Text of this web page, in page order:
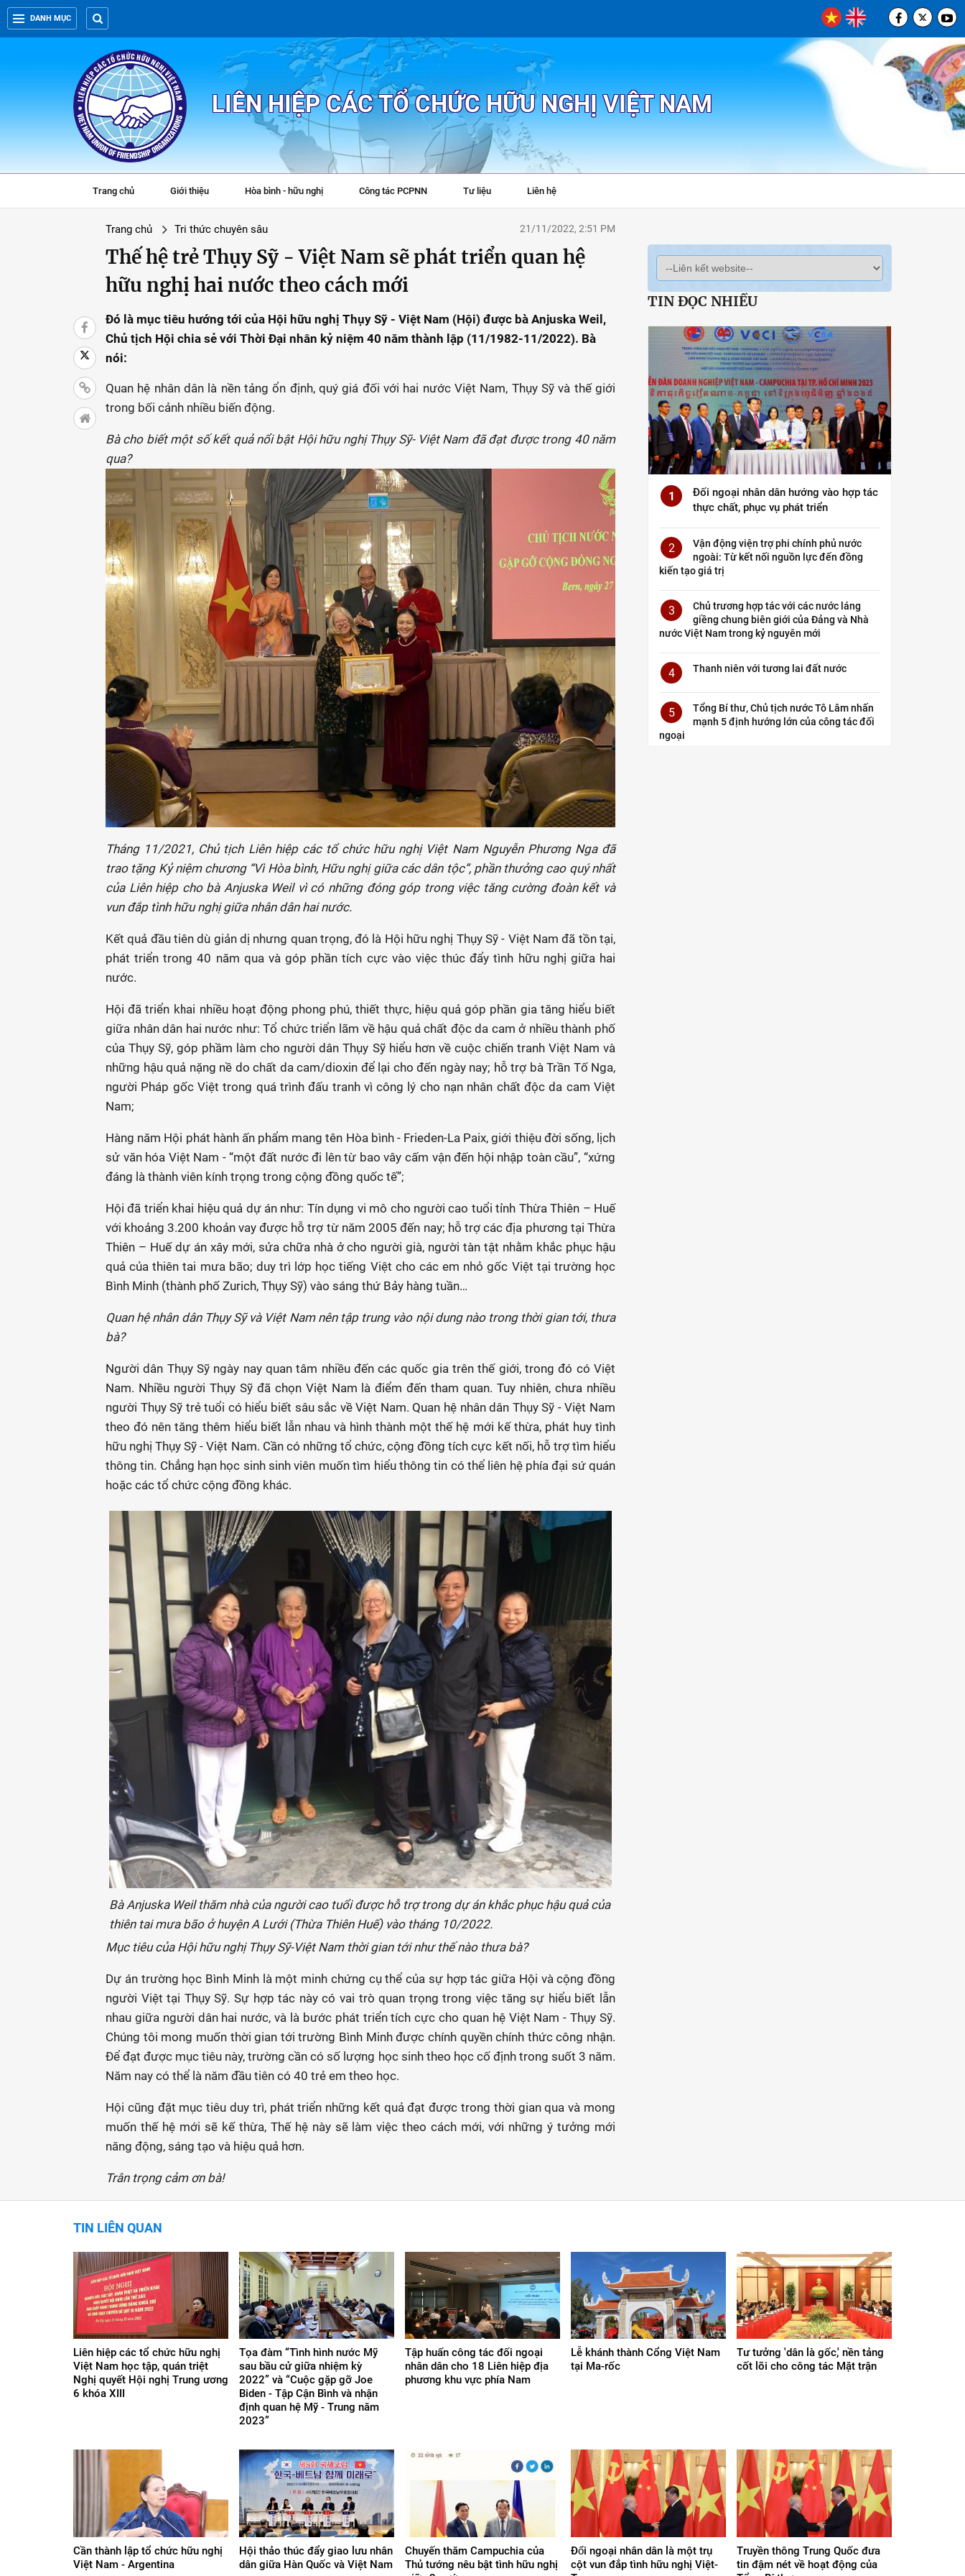
DANH MỤC
LIÊN HIỆP CÁC TỔ CHỨC HỮU NGHỊ VIỆT NAM
Trang chủ Giới thiệu Hòa bình - hữu nghị Công tác PCPNN Tư liệu Liên hệ
Trang chủ Tri thức chuyên sâu 21/11/2022, 2:51 PM
Thế hệ trẻ Thụy Sỹ - Việt Nam sẽ phát triển quan hệ
hữu nghị hai nước theo cách mới
Đó là mục tiêu hướng tới của Hội hữu nghị Thụy Sỹ - Việt Nam (Hội) được bà Anjuska Weil,
Chủ tịch Hội chia sẻ với Thời Đại nhân kỷ niệm 40 năm thành lập (11/1982-11/2022). Bà
nói:
Quan hệ nhân dân là nền tảng ổn định, quý giá đối với hai nước Việt Nam, Thụy Sỹ và thế giới
trong bối cảnh nhiều biến động.
Bà cho biết một số kết quả nổi bật Hội hữu nghị Thụy Sỹ- Việt Nam đã đạt được trong 40 năm
qua?
Tháng 11/2021, Chủ tịch Liên hiệp các tổ chức hữu nghị Việt Nam Nguyễn Phương Nga đã
trao tặng Kỷ niệm chương “Vì Hòa bình, Hữu nghị giữa các dân tộc”, phần thưởng cao quý nhất
của Liên hiệp cho bà Anjuska Weil vì có những đóng góp trong việc tăng cường đoàn kết và
vun đắp tình hữu nghị giữa nhân dân hai nước.
Kết quả đầu tiên dù giản dị nhưng quan trọng, đó là Hội hữu nghị Thụy Sỹ - Việt Nam đã tồn tại,
phát triển trong 40 năm qua và góp phần tích cực vào việc thúc đẩy tình hữu nghị giữa hai
nước.
Hội đã triển khai nhiều hoạt động phong phú, thiết thực, hiệu quả góp phần gia tăng hiểu biết
giữa nhân dân hai nước như: Tổ chức triển lãm về hậu quả chất độc da cam ở nhiều thành phố
của Thụy Sỹ, góp phầm làm cho người dân Thụy Sỹ hiểu hơn về cuộc chiến tranh Việt Nam và
những hậu quả nặng nề do chất da cam/dioxin để lại cho đến ngày nay; hỗ trợ bà Trần Tố Nga,
người Pháp gốc Việt trong quá trình đấu tranh vì công lý cho nạn nhân chất độc da cam Việt
Nam;
Hàng năm Hội phát hành ấn phẩm mang tên Hòa bình - Frieden-La Paix, giới thiệu đời sống, lịch
sử văn hóa Việt Nam - “một đất nước đi lên từ bao vây cấm vận đến hội nhập toàn cầu”, “xứng
đáng là thành viên kính trọng trong cộng đồng quốc tế”;
Hội đã triển khai hiệu quả dự án như: Tín dụng vi mô cho người cao tuổi tỉnh Thừa Thiên – Huế
với khoảng 3.200 khoản vay được hỗ trợ từ năm 2005 đến nay; hỗ trợ các địa phương tại Thừa
Thiên – Huế dự án xây mới, sửa chữa nhà ở cho người già, người tàn tật nhằm khắc phục hậu
quả của thiên tai mưa bão; duy trì lớp học tiếng Việt cho các em nhỏ gốc Việt tại trường học
Bình Minh (thành phố Zurich, Thụy Sỹ) vào sáng thứ Bảy hàng tuần…
Quan hệ nhân dân Thụy Sỹ và Việt Nam nên tập trung vào nội dung nào trong thời gian tới, thưa
bà?
Người dân Thụy Sỹ ngày nay quan tâm nhiều đến các quốc gia trên thế giới, trong đó có Việt
Nam. Nhiều người Thụy Sỹ đã chọn Việt Nam là điểm đến tham quan. Tuy nhiên, chưa nhiều
người Thụy Sỹ trẻ tuổi có hiểu biết sâu sắc về Việt Nam. Quan hệ nhân dân Thụy Sỹ - Việt Nam
theo đó nên tăng thêm hiểu biết lẫn nhau và hình thành một thế hệ mới kế thừa, phát huy tình
hữu nghị Thụy Sỹ - Việt Nam. Cần có những tổ chức, cộng đồng tích cực kết nối, hỗ trợ tìm hiểu
thông tin. Chẳng hạn học sinh sinh viên muốn tìm hiểu thông tin có thể liên hệ phía đại sứ quán
hoặc các tổ chức cộng đồng khác.
Bà Anjuska Weil thăm nhà của người cao tuổi được hỗ trợ trong dự án khắc phục hậu quả của
thiên tai mưa bão ở huyện A Lưới (Thừa Thiên Huế) vào tháng 10/2022.
Mục tiêu của Hội hữu nghị Thụy Sỹ-Việt Nam thời gian tới như thế nào thưa bà?
Dự án trường học Bình Minh là một minh chứng cụ thể của sự hợp tác giữa Hội và cộng đồng
người Việt tại Thụy Sỹ. Sự hợp tác này có vai trò quan trọng trong việc tăng sự hiểu biết lẫn
nhau giữa người dân hai nước, và là bước phát triển tích cực cho quan hệ Việt Nam - Thụy Sỹ.
Chúng tôi mong muốn thời gian tới trường Bình Minh được chính quyền chính thức công nhận.
Để đạt được mục tiêu này, trường cần có số lượng học sinh theo học cố định trong suốt 3 năm.
Năm nay có thể là năm đầu tiên có 40 trẻ em theo học.
Hội cũng đặt mục tiêu duy trì, phát triển những kết quả đạt được trong thời gian qua và mong
muốn thế hệ mới sẽ kế thừa, Thế hệ này sẽ làm việc theo cách mới, với những ý tưởng mới
năng động, sáng tạo và hiệu quả hơn.
Trân trọng cảm ơn bà!
TIN ĐỌC NHIỀU
1
Đối ngoại nhân dân hướng vào hợp tác
thực chất, phục vụ phát triển
2
Vận động viện trợ phi chính phủ nước
ngoài: Từ kết nối nguồn lực đến đồng
kiến tạo giá trị
3
Chủ trương hợp tác với các nước láng
giềng chung biên giới của Đảng và Nhà
nước Việt Nam trong kỷ nguyên mới
4 Thanh niên với tương lai đất nước
5
Tổng Bí thư, Chủ tịch nước Tô Lâm nhấn
mạnh 5 định hướng lớn của công tác đối
ngoại
TIN LIÊN QUAN
Liên hiệp các tổ chức hữu nghị
Việt Nam học tập, quán triệt
Nghị quyết Hội nghị Trung ương
6 khóa XIII
Tọa đàm “Tình hình nước Mỹ
sau bầu cử giữa nhiệm kỳ
2022” và “Cuộc gặp gỡ Joe
Biden - Tập Cận Bình và nhận
định quan hệ Mỹ - Trung năm
2023”
Tập huấn công tác đối ngoại
nhân dân cho 18 Liên hiệp địa
phương khu vực phía Nam
Lễ khánh thành Cổng Việt Nam
tại Ma-rốc
Tư tưởng 'dân là gốc,' nền tảng
cốt lõi cho công tác Mặt trận
Cần thành lập tổ chức hữu nghị
Việt Nam - Argentina
Hội thảo thúc đẩy giao lưu nhân
dân giữa Hàn Quốc và Việt Nam
Chuyến thăm Campuchia của
Thủ tướng nêu bật tình hữu nghị
Đối ngoại nhân dân là một trụ
cột vun đắp tình hữu nghị Việt-
Truyền thông Trung Quốc đưa
tin đậm nét về hoạt động của